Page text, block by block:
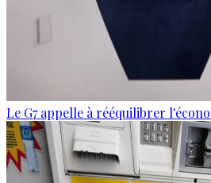
Le G7 appelle à rééquilibrer